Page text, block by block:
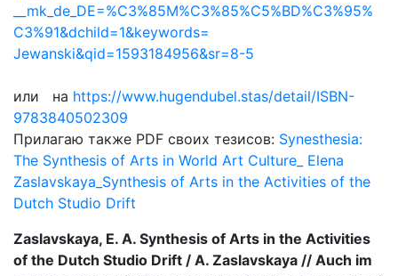
__mk_de_ DE=%C3%85M%C3%85%C5%BD%C3%95%
C3%91&dchild=1&keywords=
Jewanski&qid=1593184956&sr=8-5
или на https://www.hugendubel.stas/detail/ISBN-
9783840502309
Прилагаю также PDF своих тезисов: Synesthesia:
The Synthesis of Arts in World Art Culture_ Elena
Zaslavskaya_Synthesis of Arts in the Activities of the
Dutch Studio Drift
Zaslavskaya, E. A. Synthesis of Arts in the Activities
of the Dutch Studio Drift / A. Zaslavskaya // Auch im